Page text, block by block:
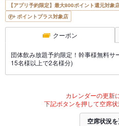
【アプリ予約限定】最大800ポイント還元対象
ポイントプラス対象店
クーポン
団体飲み放題予約限定！幹事様無料サ
15名様以上で2名様分)
カレンダーの更新
下記ボタンを押して空席状
空席状況